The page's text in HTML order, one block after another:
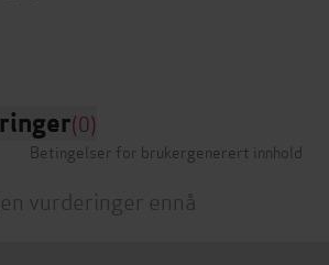
(0)
Betingelser for brukergenerert innhold
vurderinger ennå